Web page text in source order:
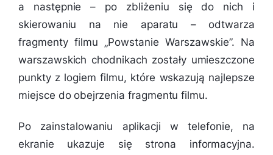
a następnie – po zbliżeniu się do nich i
skierowaniu na nie aparatu – odtwarza
fragmenty filmu „Powstanie Warszawskie”. Na
warszawskich chodnikach zostały umieszczone
punkty z logiem filmu, które wskazują najlepsze
miejsce do obejrzenia fragmentu filmu.
Po zainstalowaniu aplikacji w telefonie, na
ekranie ukazuje się strona informacyjna.